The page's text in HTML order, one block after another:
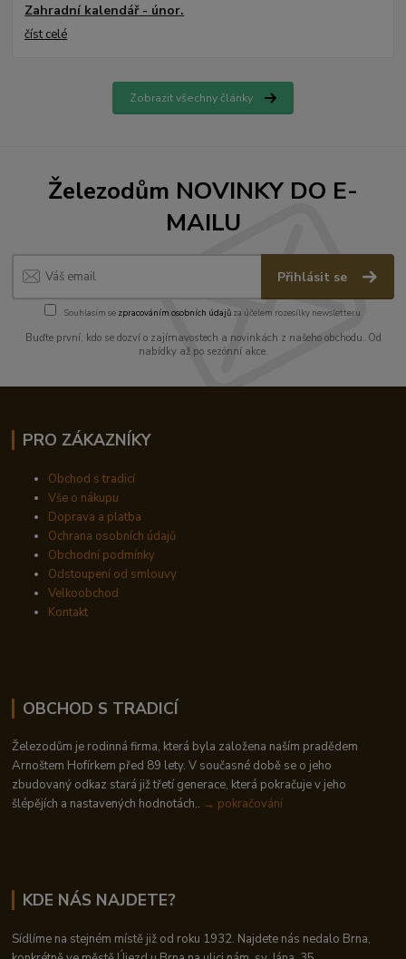
Zahradní kalendář - únor.
číst celé
Zobrazit všechny články
Železodům NOVINKY DO E-
MAILU
Přihlásit se
Souhlasím se zpracováním osobních údajůza účelem rozesílky newsletteru.
Buďte první, kdo se dozví o zajímavostech a novinkách z našeho obchodu. Od
nabídky až po sezónní akce.
PRO ZÁKAZNÍKY
Obchod s tradicí
Vše o nákupu
Doprava a platba
Ochrana osobních údajů
Obchodní podmínky
Odstoupení od smlouvy
Velkoobchod
Kontakt
OBCHOD S TRADICÍ
Železodům je rodinná firma, která byla založena naším pradědem
Arnoštem Hofírkem před 89 lety. V současné době se o jeho
zbudovaný odkaz stará již třetí generace, která pokračuje v jeho
šlépějích a nastavených hodnotách.. → pokračování
KDE NÁS NAJDETE?
Sídlíme na stejném místě již od roku 1932. Najdete nás nedalo Brna,